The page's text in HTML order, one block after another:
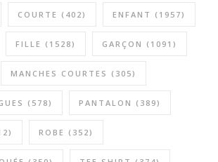
COURTE (402) ENFANT (1957)
FILLE (1528) GARÇON (1091)
MANCHES COURTES (305)
(578) PANTALON (389)
ROBE (352)